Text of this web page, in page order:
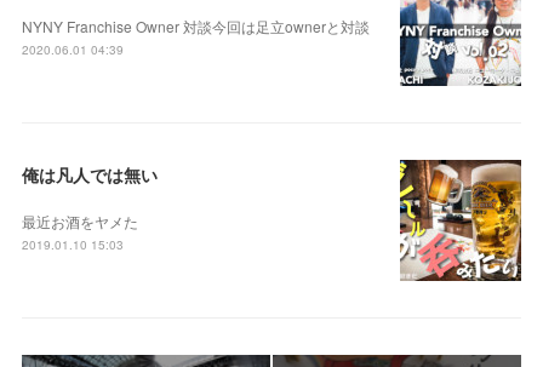
NYNY Franchise Owner 対談今回は足立ownerと対談
2020.06.01 04:39
俺は凡人では無い
最近お酒をヤメた
2019.01.10 15:03